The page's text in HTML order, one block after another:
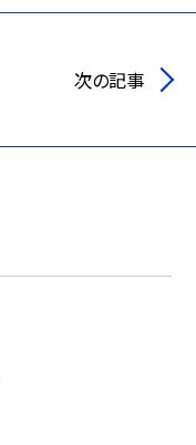
次の記事